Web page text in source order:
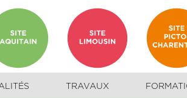
TRAVAUX